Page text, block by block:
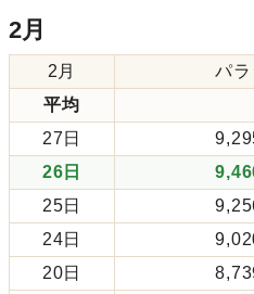
2月
2月
パ
平均
27日
26日
25日
24日
20日